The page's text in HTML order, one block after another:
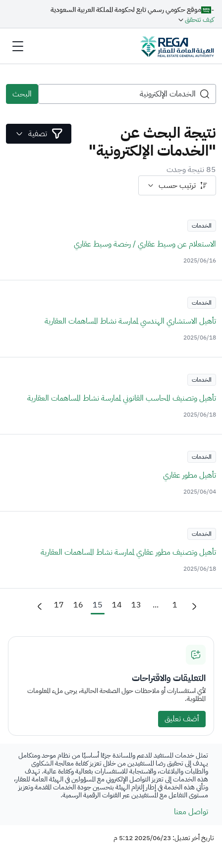
-
موقع حكومي رسمي تابع لحكومة المملكة العربية السعودية
كيف تتحقق
البحث
نتيجة البحث عن
"الخدمات الإلكترونية"
85 نتيجة وجدت
تصفية
ترتيب حسب
الخدمات
الاستعلام عن وسيط عقاري / رخصة وسيط عقاري
2025/06/16
الخدمات
تأهيل الاستشاري الهندسي لممارسة نشاط المساهمات العقارية
2025/06/18
الخدمات
تأهيل وتصنيف المحاسب القانوني لممارسة نشاط المساهمات العقارية
2025/06/18
الخدمات
تأهيل مطور عقاري
2025/06/04
الخدمات
تأهيل وتصنيف مطور عقاري لممارسة نشاط المساهمات العقارية
2025/06/18
1
...
13
14
15
16
17
التعليقات والاقتراحات
لأي استفسارات أو ملاحظات حول الصفحة الحالية، يرجى ملء المعلومات
المطلوبة.
أضف تعليق
تمثل خدمات المستفيد للدعم والمساندة جزءًا أساسيًا من نظام موحد ومتكامل
يهدف إلى تحقيق رضا المستفيدين من خلال تعزيز كفاءة معالجة الشكاوى
والطلبات والبلاغات، والاستجابة للاستفسارات بفعالية وكفاءة عالية. تهدف
هذه الخدمات إلى تعزيز التواصل الإلكتروني مع المسؤولين في الهيئة العامة للعقار،
وتأتي هذه الخدمة في إطار إلتزام الهيئة بتحسين جودة الخدمات المقدمة وتعزيز
مستوى التفاعل مع المستفيدين عبر القنوات الرقمية الرسمية.
تواصل معنا
تاريخ أخر تعديل: 2025/06/23 5:12 م